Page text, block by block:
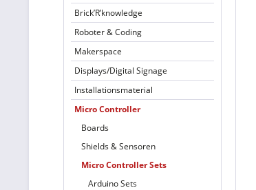
Brick’R’knowledge
Roboter & Coding
Makerspace
Displays/Digital Signage
Installationsmaterial
Micro Controller
Boards
Shields & Sensoren
Micro Controller Sets
Arduino Sets